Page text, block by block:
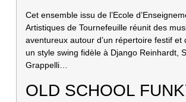
Cet ensemble issu de l’Ecole
Artistiques de Tournefeuille réunit des
aventureux autour d’un répertoire festif et
un style swing fidèle à Django Reinhardt,
Grappelli…
OLD SCHOOL